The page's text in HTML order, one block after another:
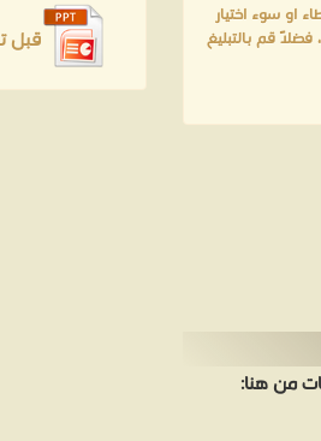
او سوء اختيار
قم بالتبليغ
من هنا:
قبل